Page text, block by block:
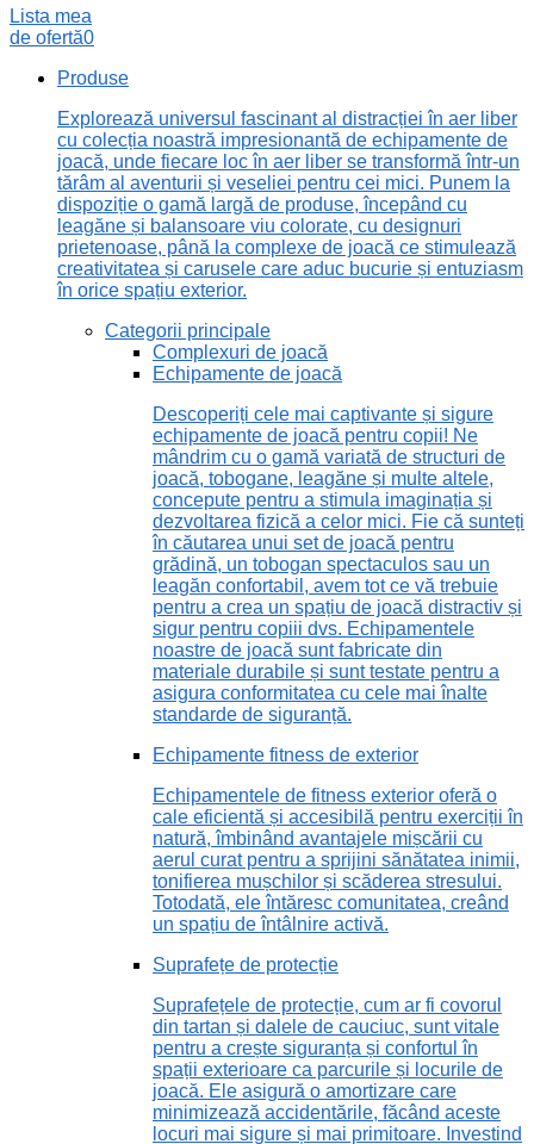
Lista mea
de ofertă0
Produse
Explorează universul fascinant al distracției în aer liber
cu colecția noastră impresionantă de echipamente de
joacă, unde fiecare loc în aer liber se transformă într-un
tărâm al aventurii și veseliei pentru cei mici. Punem la
dispoziție o gamă largă de produse, începând cu
leagăne și balansoare viu colorate, cu designuri
prietenoase, până la complexe de joacă ce stimulează
creativitatea și carusele care aduc bucurie și entuziasm
în orice spațiu exterior.
Categorii principale
Complexuri de joacă
Echipamente de joacă
Descoperiți cele mai captivante și sigure
echipamente de joacă pentru copii! Ne
mândrim cu o gamă variată de structuri de
joacă, tobogane, leagăne și multe altele,
concepute pentru a stimula imaginația și
dezvoltarea fizică a celor mici. Fie că sunteți
în căutarea unui set de joacă pentru
grădină, un tobogan spectaculos sau un
leagăn confortabil, avem tot ce vă trebuie
pentru a crea un spațiu de joacă distractiv și
sigur pentru copiii dvs. Echipamentele
noastre de joacă sunt fabricate din
materiale durabile și sunt testate pentru a
asigura conformitatea cu cele mai înalte
standarde de siguranță.
Echipamente fitness de exterior
Echipamentele de fitness exterior oferă o
cale eficientă și accesibilă pentru exerciții în
natură, îmbinând avantajele mișcării cu
aerul curat pentru a sprijini sănătatea inimii,
tonifierea mușchilor și scăderea stresului.
Totodată, ele întăresc comunitatea, creând
un spațiu de întâlnire activă.
Suprafețe de protecție
Suprafețele de protecție, cum ar fi covorul
din tartan și dalele de cauciuc, sunt vitale
pentru a crește siguranța și confortul în
spații exterioare ca parcurile și locurile de
joacă. Ele asigură o amortizare care
minimizează accidentările, făcând aceste
locuri mai sigure și mai primitoare. Investind